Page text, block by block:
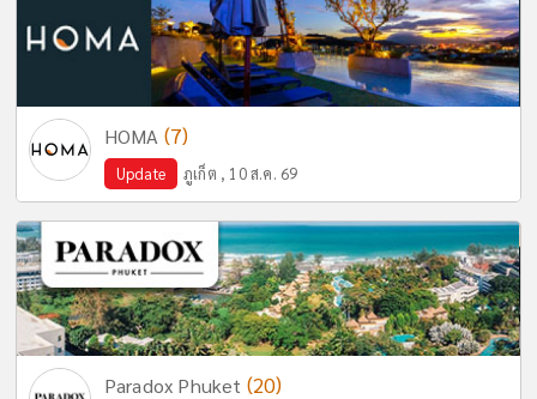
HOMA (7)
Update ภูเก็ต , 10 ส.ค. 69
Paradox Phuket (20)